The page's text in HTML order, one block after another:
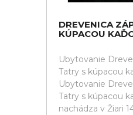
DREVENICA
KÚPACOU
Ubytovanie
Tatry s kúpacou
Ubytovanie
Tatry s kúpacou
nachádza v Žiari